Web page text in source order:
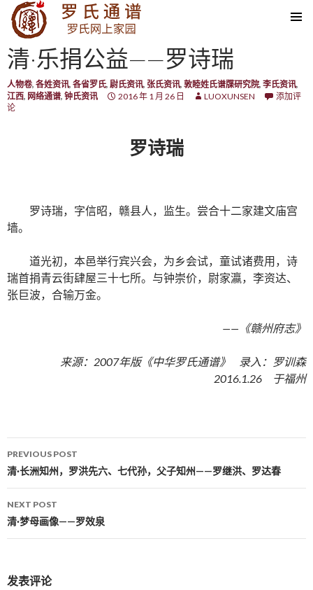
SKIP TO CONTENT
清·乐捐公益——罗诗瑞
人物卷, 各姓资讯, 各省罗氏, 尉氏资讯, 张氏资讯, 敦睦姓氏谱牒研究院, 李氏资讯,
江西, 网络通谱, 钟氏资讯 2016 年 1 月 26 日 LUOXUNSEN
添加评
论
罗诗瑞
罗诗瑞，字信昭，赣县人，监生。尝合十二家建文庙宫
墙。
道光初，本邑举行宾兴会，为乡会试，童试诸费用，诗
瑞首捐青云街肆屋三十七所。与钟崇价，尉家瀛，李资达、
张巨波，合输万金。
——《赣州府志》
来源：2007年版《中华罗氏通谱》 录入：罗训森
2016.1.26 于福州
Post navigation
PREVIOUS POST
清·长洲知州，罗洪先六、七代孙，父子知州——罗继洪、罗达春
NEXT POST
清·梦母画像——罗效泉
发表评论